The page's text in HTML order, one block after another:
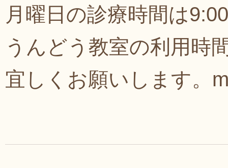
月曜日の診療時間は
うんどう教室の利用時
宜しくお願いします。